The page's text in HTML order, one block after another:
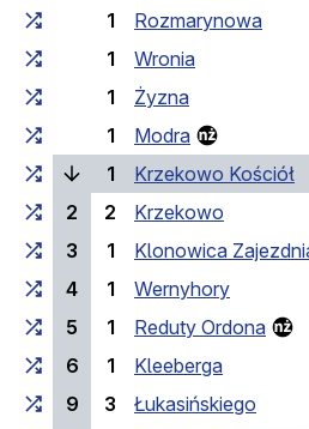
1
Rozmarynowa
1
Wronia
1
Żyzna
1
Modra
1
Krzekowo Kościół
2
2
Krzekowo
3
1
Klonowica
4
1
Wernyhory
5
1
Reduty Ordona
6
1
Kleeberga
9
3
Łukasińskiego